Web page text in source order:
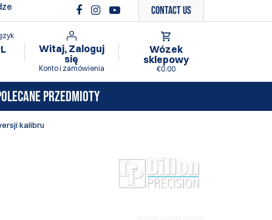
Contact Us
Witaj, Zaloguj
się
Konto i zamówienia
Wózek
sklepowy
€0.00
PRZEDMIOTY
kalibru